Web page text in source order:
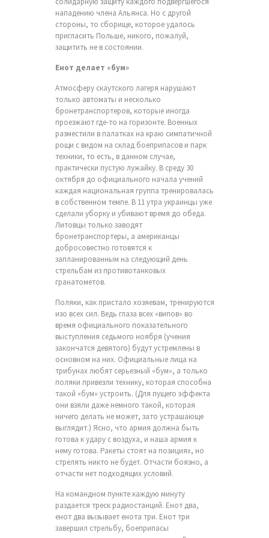
нападению члена Альянса. Но с другой
стороны, то сборище, которое удалось
пригласить Польше, никого, пожалуй,
защитить не в состоянии.
Енот делает «бум»
Атмосферу скаутского лагеря нарушают
только автоматы и несколько
бронетранспортеров, которые иногда
проезжают где-то на горизонте. Военных
разместили в палатках на краю симпатичной
рощи с видом на склад боеприпасов и парк
техники, то есть, в данном случае,
практически пустую лужайку. В среду 30
октября до официального начала учений
каждая национальная группа тренировалась
в собственном темпе. В 11 утра украинцы уже
сделали уборку и убивают время до обеда.
Литовцы только заводят
бронетранспортеры, а американцы
добросовестно готовятся к
запланированным на следующий день
стрельбам из противотанковых
гранатометов.
Поляки, как пристало хозяевам, тренируются
изо всех сил. Ведь глаза всех «випов» во
время официального показательного
выступления седьмого ноября (учения
закончатся девятого) будут устремлены в
основном на них. Официальные лица на
трибунах любят серьезный «бум», а только
поляки привезли технику, которая способна
такой «бум» устроить. (Для пущего эффекта
они взяли даже немного такой, которая
ничего делать не может, зато устрашающе
выглядит.) Ясно, что армия должна быть
готова к удару с воздуха, и наша армия к
нему готова. Ракеты стоят на позициях, но
стрелять никто не будет. Отчасти боязно, а
отчасти нет подходящих условий.
На командном пункте каждую минуту
раздается треск радиостанций. Енот два,
енот два вызывает енота три. Енот три
завершил стрельбу, боеприпасы